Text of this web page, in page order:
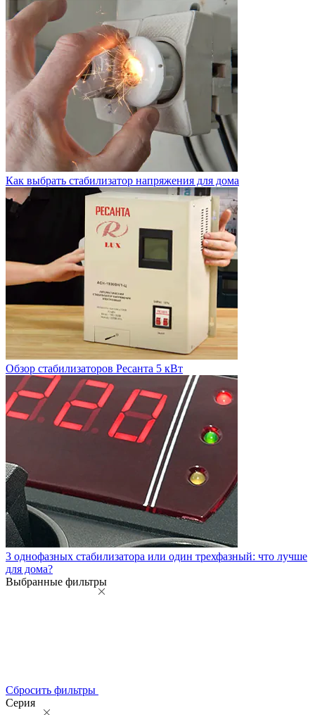
Как выбрать стабилизатор напряжения для дома
Обзор стабилизаторов Ресанта 5 кВт
3 однофазных стабилизатора или один трехфазный: что лучше
для дома?
Выбранные фильтры
Сбросить фильтры
Серия